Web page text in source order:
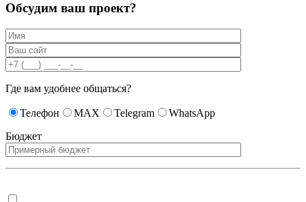
Обсудим ваш проект?
Где вам удобнее общаться?
Телефон MAX Telegram
WhatsApp
Бюджет